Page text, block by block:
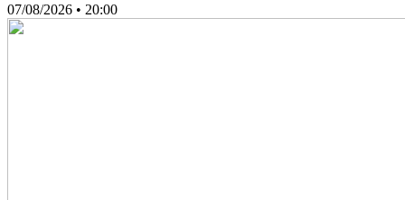
07/08/2026 • 20:00